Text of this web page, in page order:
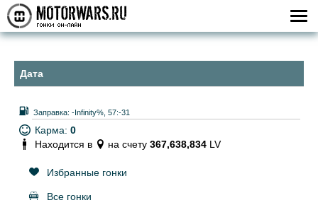
Дата
Заправка: -Infinity%, 57:-31
Карма: 0
Находится в
на счету 367,638,834 LV
Избранные гонки
Все гонки